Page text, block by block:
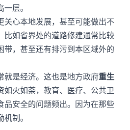
层。
关心本地发展，甚至可能做出不
比如省界处的道路修建通常比较
带，甚至还有排污到本区域外的
就是经济。这也是地方政府重生
如火如荼，教育、医疗、公共卫
品安全的问题频出。因为在那些
制。